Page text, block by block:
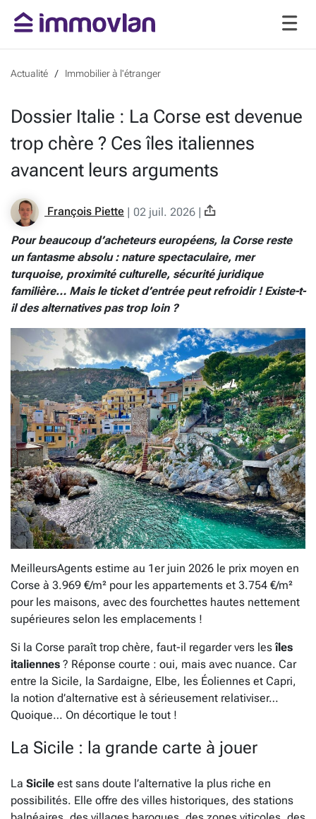
Actualité Immobilier à l'étranger
Dossier Italie : La Corse est devenue
trop chère ? Ces îles italiennes
avancent leurs arguments
François Piette | 02 juil. 2026 |
Pour beaucoup d’acheteurs européens, la Corse reste
un fantasme absolu : nature spectaculaire, mer
turquoise, proximité culturelle, sécurité juridique
familière… Mais le ticket d’entrée peut refroidir ! Existe-t-
il des alternatives pas trop loin ?
MeilleursAgents estime au 1er juin 2026 le prix moyen en
Corse à 3.969 €/m² pour les appartements et 3.754 €/m²
pour les maisons, avec des fourchettes hautes nettement
supérieures selon les emplacements !
Si la Corse paraît trop chère, faut-il regarder vers lesîles
italiennes ? Réponse courte : oui, mais avec nuance. Car
entre la Sicile, la Sardaigne, Elbe, les Éoliennes et Capri,
la notion d’alternative est à sérieusement relativiser…
Quoique… On décortique le tout !
La Sicile : la grande carte à jouer
La Sicile est sans doute l’alternative la plus riche en
possibilités. Elle offre des villes historiques, des stations